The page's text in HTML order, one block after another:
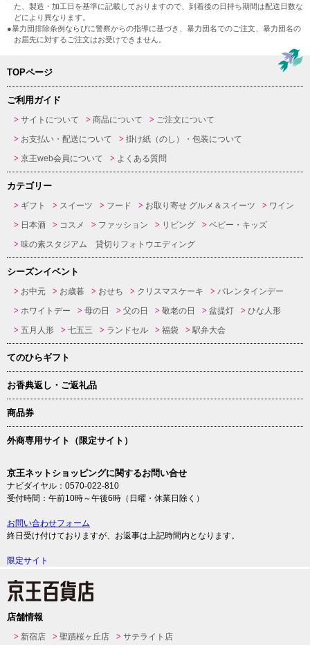
た、製造・加工日を基準に記載しておりますので、到着後の日持ち期間は配送日数な
どにより異なります。
●暴力団排除条例ならびに警察からの指導に基づき、暴力団名でのご注文、暴力団名の
お届先に対するご注文はお受けできません。
TOPページ
ご利用ガイド
サイトについて 商品について
ご注文について
お支払い・配送について
掛け紙（のし）・包装について
京王web会員について
よくある質問
カテゴリー
ギフト スイーツ フード お取り寄せ グルメ＆スイーツ
ワイン
日本酒
コスメ ファッション リビング
ベビー・キッズ
味の素スタジアム 貸切りフォトウエディング
シーズンイベント
お中元 お歳暮 おせち クリスマスケーキ
バレンタインデー
ホワイトデー
母の日 父の日 敬老の日 盆提灯
ひな人形
五月人形
七五三 ランドセル 福袋 駅弁大会
てのひらギフト
お香典返し・ご返礼品
商品券
外商専用サイト（限定サイト）
京王ネットショッピングに関するお問い合せ
ナビダイヤル：0570-022-810
受付時間：午前10時～午後6時（日曜・休業日除く）
お問い合わせフォーム
終日受け付けておりますが、お返事は上記時間内となります。
限定サイト
店舗情報
新宿店 聖蹟桜ヶ丘店 サテライト店